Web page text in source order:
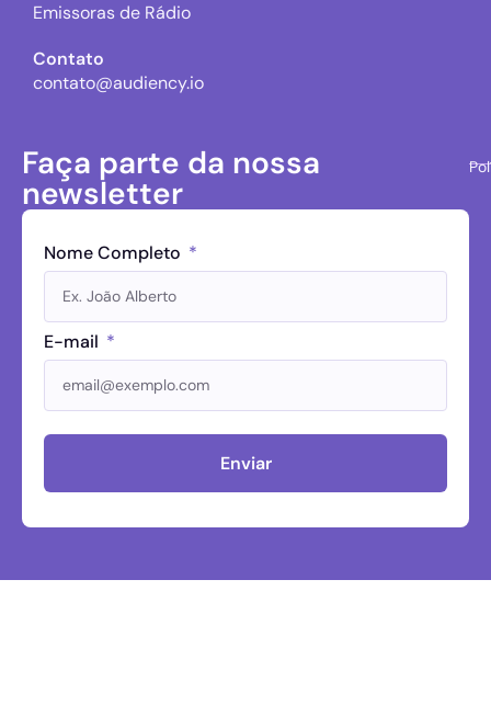
Emissoras de Rádio
Contato
contato@audiency.io
Faça parte da nossa
newsletter
Nome Completo
E-mail
Enviar